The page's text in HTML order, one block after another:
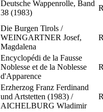
Deutsche Wappenrolle, Band
38 (1983)
Die Burgen Tirols /
WEINGARTNER Josef,
Magdalena
Encyclopédi de la Fausse
Noblesse et de la Noblesse
d'Apparence
Erzherzog Franz Ferdinand
und Artstetten (1983) /
AICHELBURG Wladimir